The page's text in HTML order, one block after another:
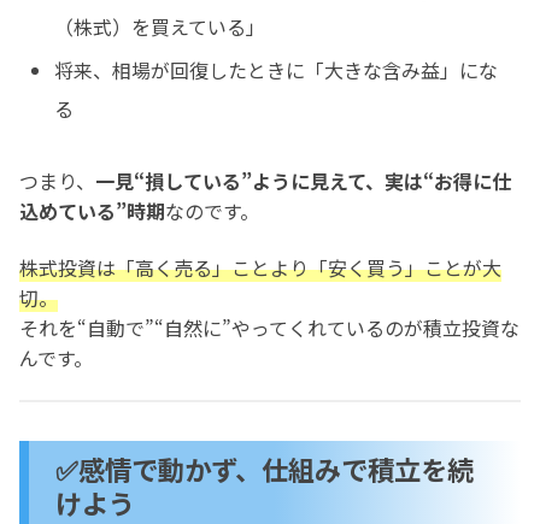
（株式）を買えている」
将来、相場が回復したときに「大きな含み益」にな
る
つまり、 一見“損している”ように見えて、実は“お得に仕
込めている”時期なのです。
株式投資は「高く売る」ことより「安く買う」ことが大
切。
それを“自動で”“自然に”やってくれているのが積立投資な
んです。
✅感情で動かず、仕組みで積立を続
けよう